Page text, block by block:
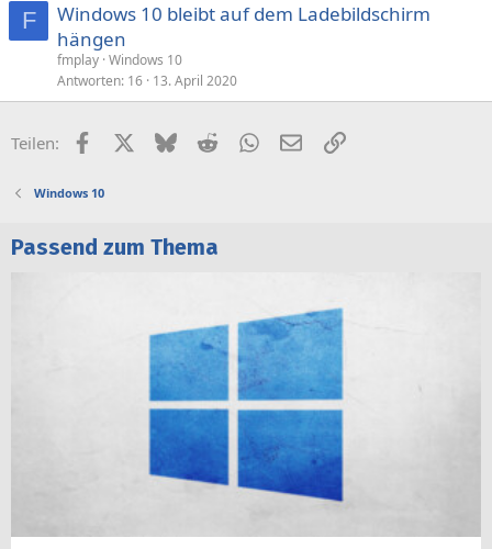
F
Windows 10 bleibt auf dem Ladebildschirm
hängen
fmplay Windows 10
Antworten 16 13. April 2020
Teilen: FacebookX (Twitter)
BlueskyRedditWhatsApp
E-MailLink
Windows 10
Passend zum Thema